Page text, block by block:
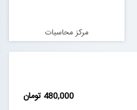
مرکز محاسبات
480,000 تومان